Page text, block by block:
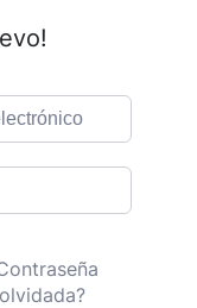
olvidada?